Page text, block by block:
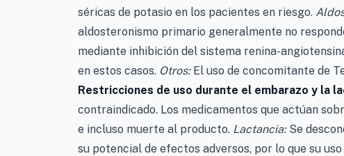
séricas de potasio en los pacientes en riesgo.
aldosteronismo primario generalmente no
mediante inhibición del sistema renina-
en estos casos. Otros:El uso de concomitante de
Restricciones de uso durante el embarazo y la
contraindicado. Los medicamentos que actúan
e incluso muerte al producto. Lactancia: Se
su potencial de efectos adversos, por lo que su